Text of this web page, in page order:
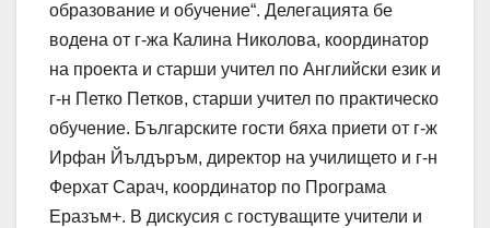
образование и обучение“. Делегацията бе
водена от г-жа Калина Николова, координатор
на проекта и старши учител по Английски език и
г-н Петко Петков, старши учител по практическо
обучение. Българските гости бяха приети от г-ж
Ирфан Йълдъръм, директор на училището и г-н
Ферхат Сарач, координатор по Програма
Еразъм+. В дискусия с гостуващите учители и